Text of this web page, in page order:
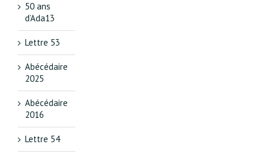
50 ans
d’Ada13
Lettre 53
Abécédaire
2025
Abécédaire
2016
Lettre 54